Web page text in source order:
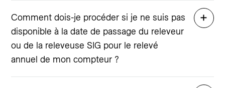
Comment dois-je procéder si je ne suis pas
disponible à la date de passage du releveur
ou de la releveuse SIG pour le relevé
annuel de mon compteur ?